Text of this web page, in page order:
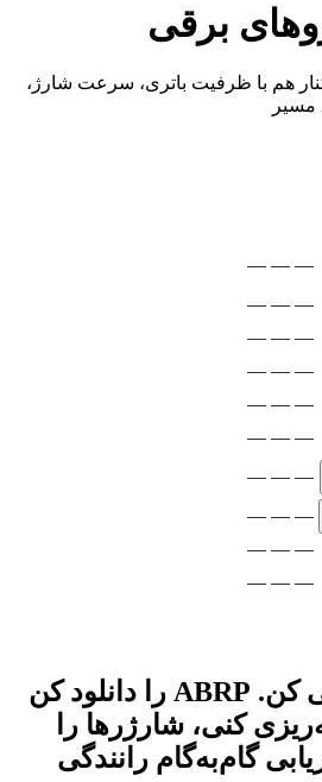
برقی
هم با ظرفیت باتری، سرعت شارژ،
مسیر
—
—
—
—
—
—
—
—
—
—
—
—
—
—
—
—
—
—
—
—
—
—
—
—
—
—
—
—
—
—
هوشمندتر رانندگی کن. ABRP را دانلود کن
کنی، شارژرها را
گام‌به‌گام رانندگی